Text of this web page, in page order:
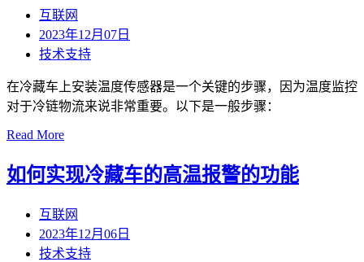
互联网
2023年12月07日
技术支持
在冷藏车上安装温度传感器是一个关键的步骤，因为温度监控
对于冷链物流来说非常重要。以下是一般步骤：
Read More
如何实现冷藏车的高温报警的功能
互联网
2023年12月06日
技术支持